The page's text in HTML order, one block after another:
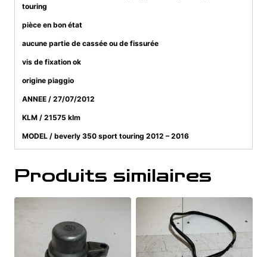
touring
pièce en bon état
aucune partie de cassée ou de fissurée
vis de fixation ok
origine piaggio
ANNEE / 27/07/2012
KLM / 21575 klm
MODEL / beverly 350 sport touring 2012 – 2016
Produits similaires